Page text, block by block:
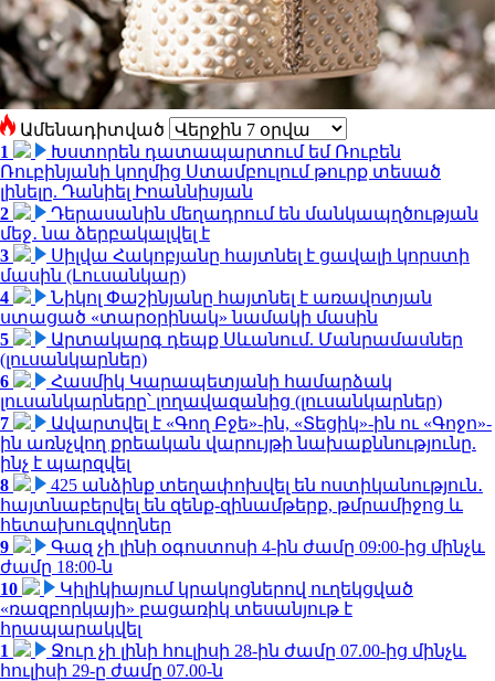
Ամենադիտված
1
Խստորեն դատապարտում եմ Ռուբեն
Ռուբինյանի կողմից Ստամբուլում թուրք տեսած
լինելը. Դանիել Իոաննիսյան
2
Դերասանին մեղադրում են մանկապղծության
մեջ․ նա ձերբակալվել է
3
Սիլվա Հակոբյանը հայտնել է ցավալի կորստի
մասին (Լուսանկար)
4
Նիկոլ Փաշինյանը հայտնել է առավոտյան
ստացած «տարօրինակ» նամակի մասին
5
Արտակարգ դեպք Սևանում. Մանրամասներ
(լուսանկարներ)
6
Հասմիկ Կարապետյանի համարձակ
լուսանկարները՝ լողավազանից (լուսանկարներ)
7
Ավարտվել է «Գող Բջե»-ին, «Տեցիկ»-ին ու «Գոջո»-
ին առնչվող քրեական վարույթի նախաքննությունը.
ինչ է պարզվել
8
425 անձինք տեղափոխվել են ոստիկանություն․
հայտնաբերվել են զենք-զինամթերք, թմրամիջոց և
հետախուզվողներ
9
Գազ չի լինի օգոստոսի 4-ին ժամը 09:00-ից մինչև
ժամը 18:00-ն
10
Կիլիկիայում կրակոցներով ուղեկցված
«ռազբորկայի» բացառիկ տեսանյութ է
հրապարակվել
1
Ջուր չի լինի հուլիսի 28-ին ժամը 07.00-ից մինչև
հուլիսի 29-ը ժամը 07.00-ն